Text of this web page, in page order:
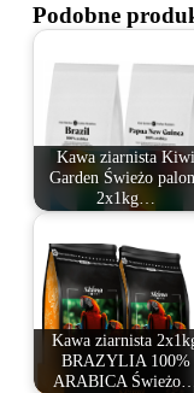
Podobne
Kawa ziarnista Kiwi
Garden Świeżo
2x1kg…
Kawa ziarnista
BRAZYLIA 100%
ARABICA Świeżo…